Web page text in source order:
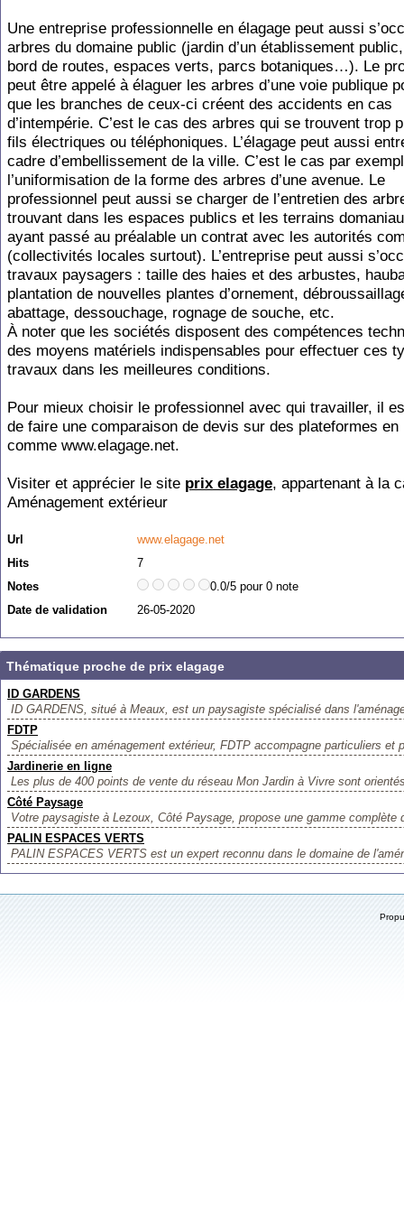
Une entreprise professionnelle en élagage peut aussi
arbres du domaine public (jardin d’un établissement
bord de routes, espaces verts, parcs botaniques…). Le
peut être appelé à élaguer les arbres d’une voie publique
que les branches de ceux-ci créent des accidents en cas
d’intempérie. C’est le cas des arbres qui se trouvent trop
fils électriques ou téléphoniques. L’élagage peut aussi
cadre d’embellissement de la ville. C’est le cas par
l’uniformisation de la forme des arbres d’une avenue. Le
professionnel peut aussi se charger de l’entretien des
trouvant dans les espaces publics et les terrains
ayant passé au préalable un contrat avec les autorités
(collectivités locales surtout). L’entreprise peut aussi
travaux paysagers : taille des haies et des arbustes,
plantation de nouvelles plantes d’ornement,
abattage, dessouchage, rognage de souche, etc.
À noter que les sociétés disposent des compétences
des moyens matériels indispensables pour effectuer ces
travaux dans les meilleures conditions.
Pour mieux choisir le professionnel avec qui travailler, il
de faire une comparaison de devis sur des plateformes en
comme www.elagage.net.
Visiter et apprécier le site prix elagage, appartenant à la
Aménagement extérieur
Url
www.elagage.net
Hits
7
Notes
0.0/5 pour 0 note
Date de validation
26-05-2020
Thématique proche de prix elagage
ID GARDENS
ID GARDENS, situé à Meaux, est un paysagiste spécialisé dans
FDTP
Spécialisée en aménagement extérieur, FDTP accompagne particuliers et
Jardinerie en ligne
Les plus de 400 points de vente du réseau Mon Jardin à Vivre sont
Côté Paysage
Votre paysagiste à Lezoux, Côté Paysage, propose une gamme complète
PALIN ESPACES VERTS
PALIN ESPACES VERTS est un expert reconnu dans le domaine de